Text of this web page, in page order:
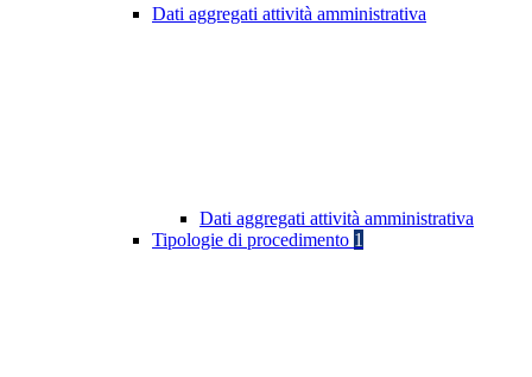
Dati aggregati attività amministrativa
Dati aggregati attività amministrativa
Tipologie di procedimento 1